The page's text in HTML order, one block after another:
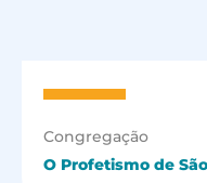
Congregação
O Profetismo de